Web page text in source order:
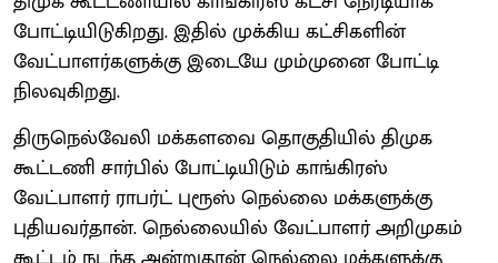
போட்டியிடுகிறது. இதில் முக்கிய கட்சிகளின்
வேட்பாளர்களுக்கு இடையே மும்முனை போட்டி
நிலவுகிறது.
திருநெல்வேலி மக்களவை தொகுதியில் திமுக
கூட்டணி சார்பில் போட்டியிடும் காங்கிரஸ்
வேட்பாளர் ராபர்ட் புரூஸ் நெல்லை மக்களுக்கு
புதியவர்தான். நெல்லையில் வேட்பாளர் அறிமுகம்